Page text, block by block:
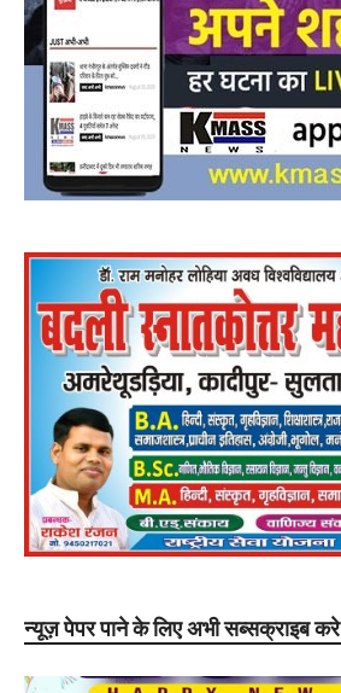
न्यूज़ पेपर पाने के लिए अभी सब्सक्राइब करे